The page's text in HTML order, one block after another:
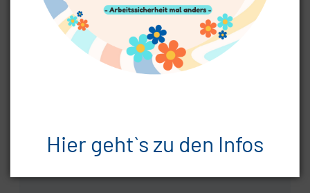
Hier geht`s zu den Infos